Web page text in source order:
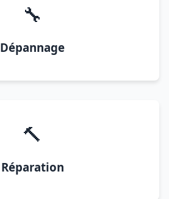
🔧
Dépannage
🔨
Réparation